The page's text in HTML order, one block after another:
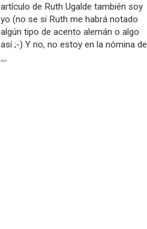
artículo de Ruth Ugalde también soy
yo (no se si Ruth me habrá notado
algún tipo de acento alemán o algo
así ;-) Y no, no estoy en la nómina de
…